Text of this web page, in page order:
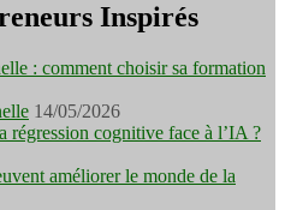
Inspirés
: comment choisir sa formation
14/05/2026
régression cognitive face à l’IA ?
améliorer le monde de la